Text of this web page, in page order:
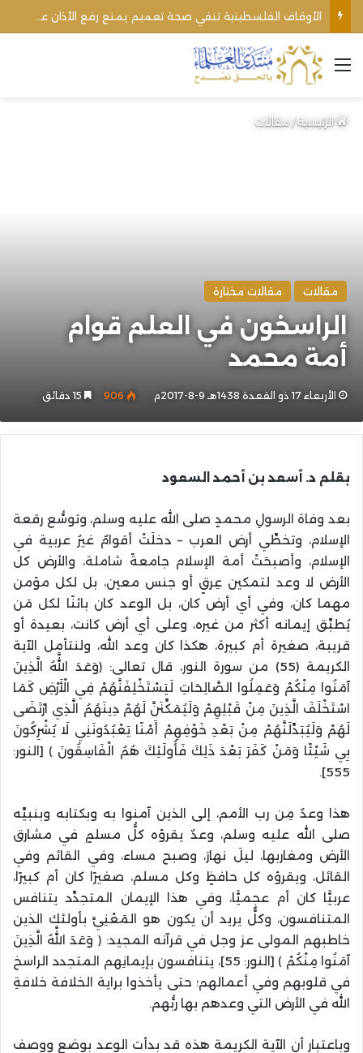
القائمة
الرئيسية/مقالات
مقالات مقالات مختارة
الراسخون في العلم قوام
أمة محمد
الأربعاء 17 ذو القعدة 1438هـ 9-8-2017م 906
بقلم د. أسعد بن أحمد السعود
بعد وفاة الرسولِ محمدٍ صلى الله عليه وسلم، وتوسُّع رقعة
الإسلام، وتخطِّي أرض العرب – دخلَتْ أقوامٌ غيرُ عربية في
الإسلام، وأصبحَتْ أمة الإسلام جامعةً شاملة، والأرض كل
الأرض لا وعد لتمكين عِرقٍ أو جنس معين، بل لكل مؤمن
مهما كان، وفي أي أرض كان، بل الوعد كان بائنًا لكل مَن
يُطبِّق إيمانه أكثر من غيره، وعلى أي أرض كانت، بعيدة أو
قريبة، صغيرة أم كبيرة، هكذا كان وعد الله، ولنتأمل الآية
الكريمة (55) من سورة النور، قال تعالى: ﴿وَعَدَ اللَّهُ الَّذِينَ
آمَنُوا مِنْكُمْ وَعَمِلُوا الصَّالِحَاتِ لَيَسْتَخْلِفَنَّهُمْ فِي الْأَرْضِ كَمَا
اسْتَخْلَفَ الَّذِينَ مِنْ قَبْلِهِمْ وَلَيُمَكِّنَنَّ لَهُمْ دِينَهُمُ الَّذِي ارْتَضَى
لَهُمْ وَلَيُبَدِّلَنَّهُمْ مِنْ بَعْدِ خَوْفِهِمْ أَمْنًا يَعْبُدُونَنِي لَا يُشْرِكُونَ
بِي شَيْئًا وَمَنْ كَفَرَ بَعْدَ ذَلِكَ فَأُولَئِكَ هُمُ الْفَاسِقُونَ ﴾ [النور:
555].
هذا وعدٌ مِن رب الأمم، إلى الذين آمنوا به وبكتابه وبنبيِّه
صلى الله عليه وسلم، وعدٌ يقرؤه كلُّ مسلمٍ في مشارق
الأرض ومغاربها، ليلَ نهارَ، وصبح مساء، وفي القائم وفي
القائل، ويقرؤه كل حافظٍ وكل مسلم، صغيرًا كان أم كبيرًا،
عربيًّا كان أم عجميًّا، وفي هذا الإيمان المتجدِّد يتنافس
المتنافسون، وكلٌّ يريد أن يكون هو المَعْنِيَّ بأولئك الذين
خاطبهم المولى عز وجل في قرآنه المجيد: ﴿ وَعَدَ اللَّهُ الَّذِينَ
آمَنُوا مِنْكُمْ ﴾ [النور: 55]، يتنافسون بإيمانِهم المتجدد الراسخ
في قلوبهم وفي أعمالهم؛ حتى يأخذوا براية الخلافة خلافةِ
الله في الأرض التي وعدهم بها ربُّهم.
وباعتبار أن الآية الكريمة هذه قد بدأت الوعد بوضع ووصف